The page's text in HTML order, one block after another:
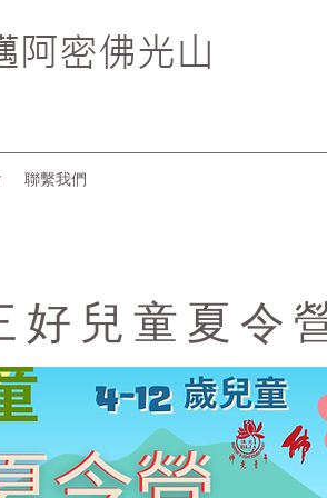
阿密佛光山
聯繫我們
兒童夏令